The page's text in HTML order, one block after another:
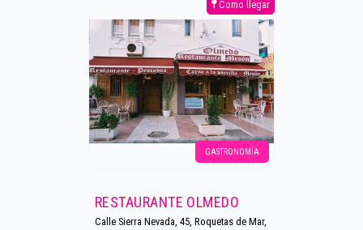
GASTRONOMÍA
Como llegar
RESTAURANTE OLMEDO
Calle Sierra Nevada, 45, Roquetas de Mar,